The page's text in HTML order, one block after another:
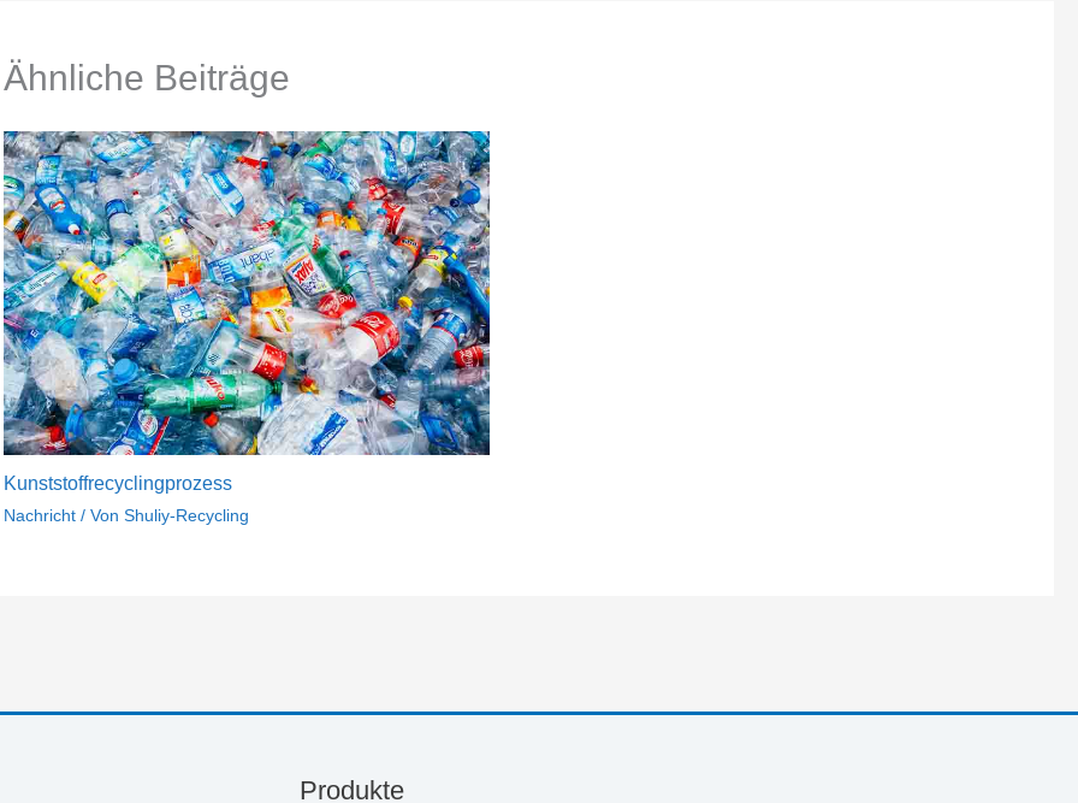
Ähnliche Beiträge
Kunststoffrecyclingprozess
Nachricht / VonShuliy-Recycling
Produkte